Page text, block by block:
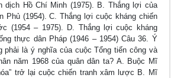
dịch Hồ Chí Minh (1975). B. Thắng lợi của
Phủ (1954). C. Thắng lợi cuộc kháng chiến
(1954 – 1975). D. Thắng lợi cuộc kháng
thực dân Pháp (1946 – 1954) Câu 36. Ý
phải là ý nghĩa của cuộc Tổng tiến công và
năm 1968 của quân dân ta? A. Buộc Mĩ
trở lại cuộc chiến tranh xâm lược B. Mĩ